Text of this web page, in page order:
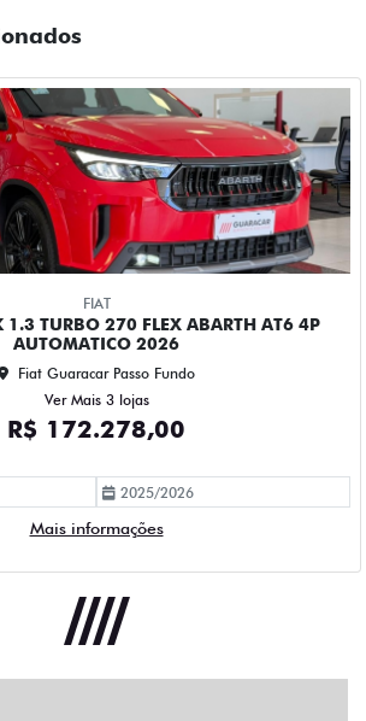
FIAT
1.3 TURBO 270 FLEX ABARTH AT6 4P
AUTOMATICO 2026
Fiat Guaracar Passo Fundo
Ver Mais 3 lojas
R$ 172.278,00
2025/2026
Mais informações